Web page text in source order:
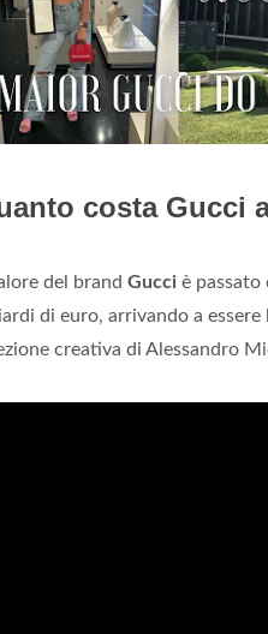
costa Gucci
del brand Gucci è
di euro, arrivando a
creativa di Alessandro